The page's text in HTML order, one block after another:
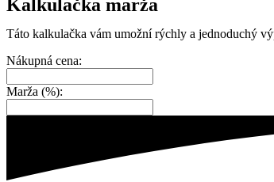
Kalkulačka marža
Táto kalkulačka vám umožní rýchly a jednoduchý
Nákupná cena:
Marža (%):